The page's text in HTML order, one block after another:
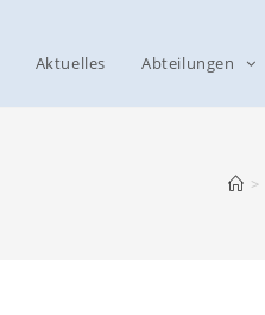
Aktuelles Abteilungen
>